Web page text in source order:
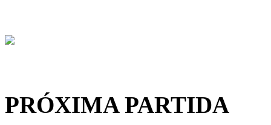
PRÓXIMA PARTIDA